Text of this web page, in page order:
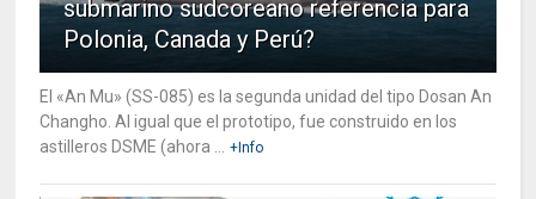
submarino sudcoreano referencia para
Polonia, Canada y Perú?
El «An Mu» (SS-085) es la segunda unidad del tipo Dosan An
Changho. Al igual que el prototipo, fue construido en los
astilleros DSME (ahora ...
+Info